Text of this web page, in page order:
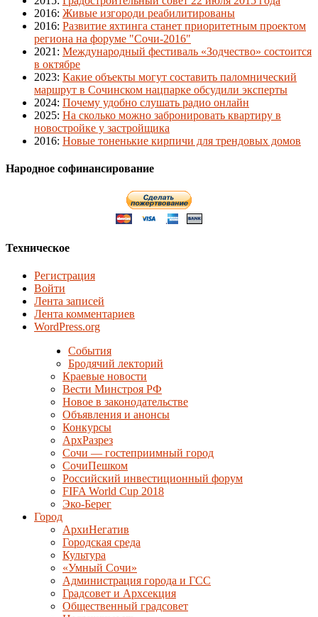
2016: Живые изгороди реабилитированы
2016: Развитие яхтинга станет приоритетным проектом
региона на форуме "Сочи-2016"
2021 : Международный фестиваль «Зодчество» состоится
в октябре
2023: Какие объекты могут составить паломнический
маршрут в Сочинском нацпарке обсудили эксперты
2024: Почему удобно слушать радио онлайн
2025: На сколько можно забронировать квартиру в
новостройке у застройщика
2016: Новые тоненькие кирпичи для трендовых домов
Народное софинансирование
Техническое
Регистрация
Войти
Лента записей
Лента комментариев
WordPress.org
События
Бродячий лекторий
Краевые новости
Вести Минстроя РФ
Новое в законодательстве
Объявления и анонсы
Конкурсы
АрхРазрез
Сочи — гостеприимный город
СочиПешком
Российский инвестиционный форум
FIFA World Cup 2018
Эко-Берег
Город
АрхиНегатив
Городская среда
Культура
«Умный Сочи»
Администрация города и ГСС
Градсовет и Архсекция
Общественный градсовет